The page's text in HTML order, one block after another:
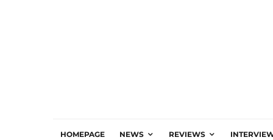
HOMEPAGE NEWS REVIEWS